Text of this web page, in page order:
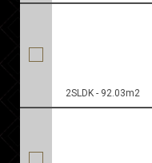
2SLDK - 92.03m2